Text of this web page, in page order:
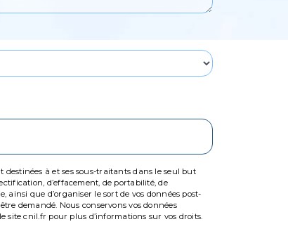
à et ses sous-traitants dans le seul but
d’effacement, de portabilité, de
que d’organiser le sort de vos données post-
demandé. Nous conservons vos données
site cnil.fr pour plus d’informations sur vos droits.